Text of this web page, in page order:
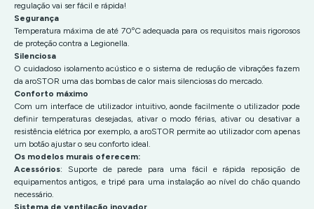
regulação vai ser fácil e rápida!
Segurança
Temperatura máxima de até 70ºC adequada para os requisitos mais rigorosos
de proteção contra a Legionella.
Silenciosa
O cuidadoso isolamento acústico e o sistema de redução de vibrações fazem
da aroSTOR uma das bombas de calor mais silenciosas do mercado.
Conforto máximo
Com um interface de utilizador intuitivo, aonde facilmente o utilizador pode
definir temperaturas desejadas, ativar o modo férias, ativar ou desativar a
resistência elétrica por exemplo, a aroSTOR permite ao utilizador com apenas
um botão ajustar o seu conforto ideal.
Os modelos murais oferecem:
Acessórios: Suporte de parede para uma fácil e rápida reposição de
equipamentos antigos, e tripé para uma instalação ao nível do chão quando
necessário.
Sistema de ventilação inovador